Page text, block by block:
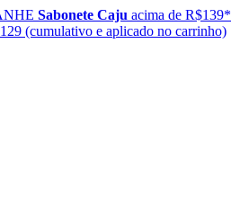
Sabonete Caju acima de R$139*
(cumulativo e aplicado no carrinho)